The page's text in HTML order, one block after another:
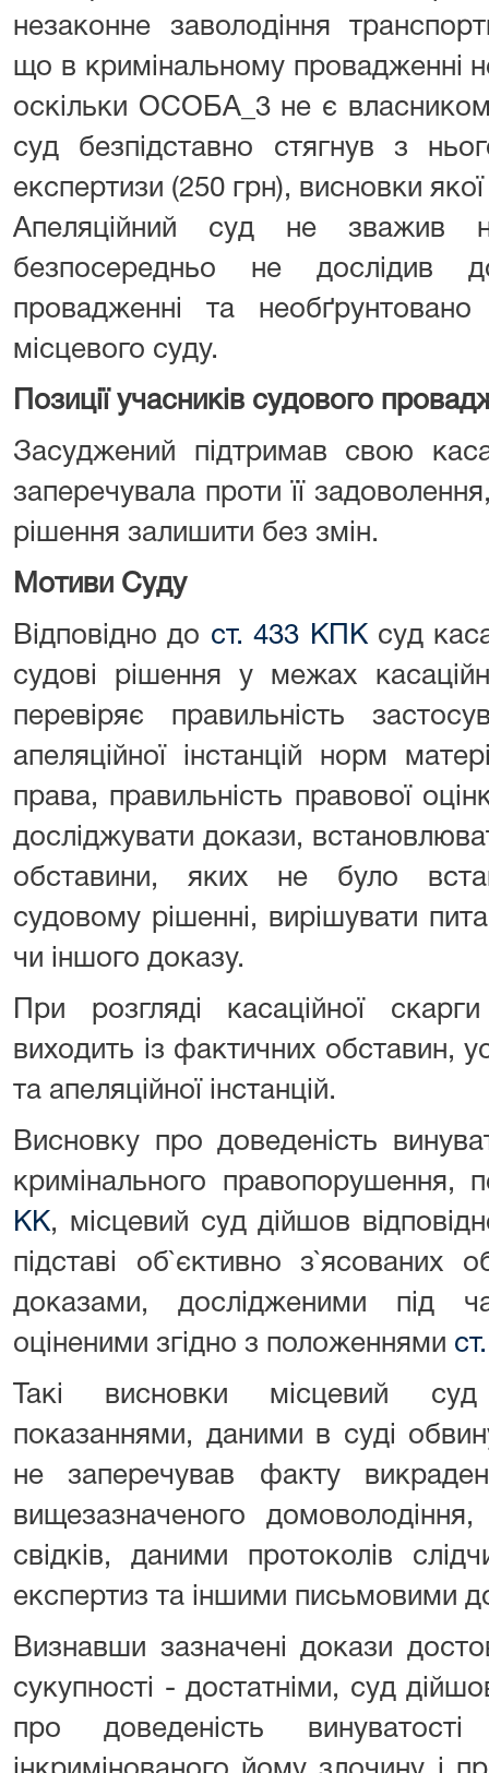
незаконне заволодіння
що в кримінальному провадженні
оскільки ОСОБА_3 не є
суд безпідставно стягнув з
експертизи (250 грн), висновки
Апеляційний суд не зважив
безпосередньо не дослідив
провадженні та
місцевого суду.
Позиції учасників судового
Засуджений підтримав свою
заперечувала проти її
рішення залишити без змін.
Мотиви Суду
Відповідно до ст. 433 КПКсуд
судові рішення у межах
перевіряє правильність
апеляційної інстанцій норм
права, правильність правової
досліджувати докази,
обставини, яких не було
судовому рішенні, вирішувати
чи іншого доказу.
При розгляді касаційної
виходить із фактичних обставин,
та апеляційної інстанцій.
Висновку про доведеність
кримінального правопорушення,
КК, місцевий суд дійшов
підставі об`єктивно з`ясованих
доказами, дослідженими під
оціненими згідно з положеннями
Такі висновки місцевий
показаннями, даними в суді
не заперечував факту
вищезазначеного
свідків, даними протоколів
експертиз та іншими письмовими
Визнавши зазначені докази
сукупності - достатніми, суд
про доведеність